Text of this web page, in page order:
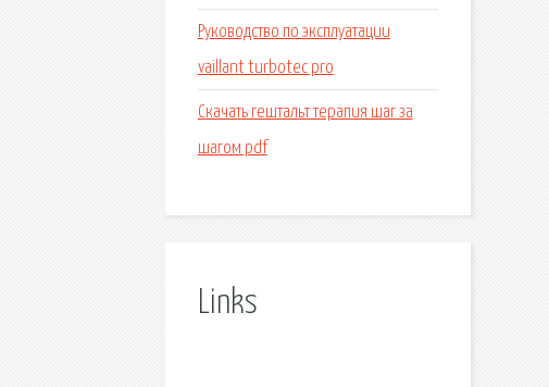
Руководство по эксплуатации
vaillant turbotec pro
Скачать гештальт терапия шаг за
шагом pdf
Links